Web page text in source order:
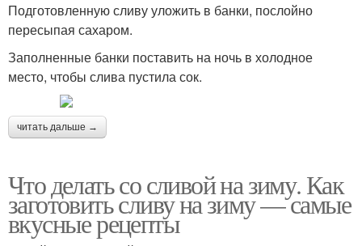
Подготовленную сливу уложить в банки, послойно
пересыпая сахаром.
Заполненные банки поставить на ночь в холодное
место, чтобы слива пустила сок.
читать дальше →
Что делать со сливой на зиму. Как
заготовить сливу на зиму — самые
вкусные рецепты